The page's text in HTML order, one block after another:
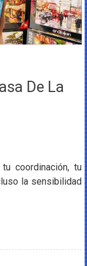
De La
coordinación, tu
la sensibilidad